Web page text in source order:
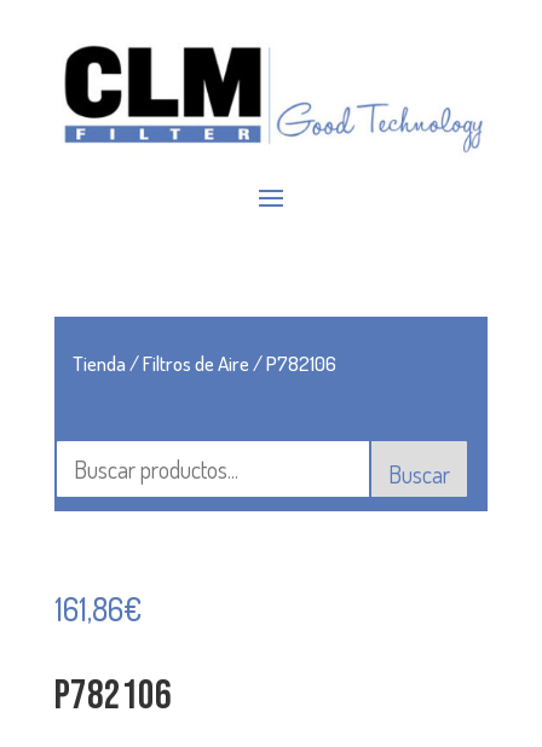
Tienda/Filtros de Aire/ P782106
Buscar
161,86€
P782106